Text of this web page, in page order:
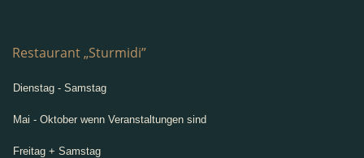
Restaurant „Sturmidi”
Dienstag - Samstag
Mai - Oktober wenn Veranstaltungen sind
Freitag + Samstag